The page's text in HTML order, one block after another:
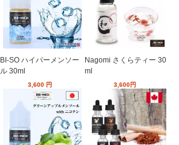
BI-SO ハイパーメンソー
ル 30ml
3,600 円
Nagomi さくらティー 30
ml
3,600円